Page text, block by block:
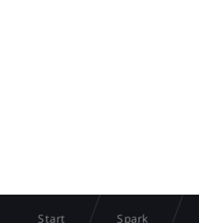
Start Spark